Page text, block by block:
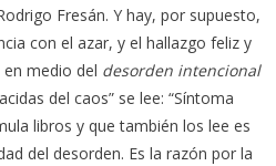
Fresán. Y hay, por supuesto,
con el azar, y el hallazgo feliz y
medio del desorden intencional
del caos” se lee: “Síntoma
libros y que también los lee es
del desorden. Es la razón por la